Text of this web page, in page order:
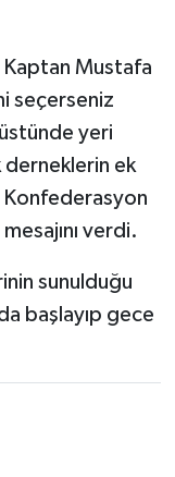
Kaptan Mustafa
seçerseniz
yeri
derneklerin ek
Konfederasyon
verdi.
sunulduğu
başlayıp gece